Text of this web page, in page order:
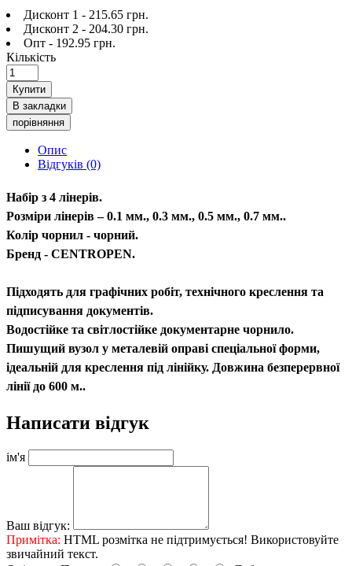
Дисконт 1 - 215.65 грн.
Дисконт 2 - 204.30 грн.
Опт - 192.95 грн.
Кількість
Купити
В закладки
порівняння
Опис
Відгуків (0)
Набір з 4 лінерів.
Розміри лінерів – 0.1 мм., 0.3 мм., 0.5 мм., 0.7 мм..
Колір чорнил - чорний.
Бренд - CENTROPEN.
Підходять для графічних робіт, технічного креслення та
підписування документів.
Водостійке та світлостійке документарне чорнило.
Пишущий вузол у металевій оправі спеціальної форми,
ідеальній для креслення під лінійку. Довжина безперервної
лінії до 600 м..
Написати відгук
ім'я
Ваш відгук:
Примітка: HTML розмітка не підтримується! Використовуйте
звичайний текст.